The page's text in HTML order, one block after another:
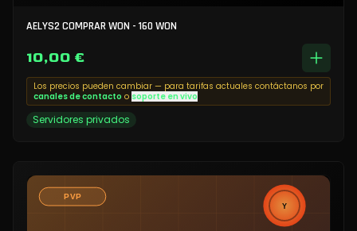
AELYS2 COMPRAR WON - 160 WON
10,00 €
Los precios pueden cambiar — para tarifas actuales contáctanos por
canales de contacto o soporte en vivo
Servidores privados